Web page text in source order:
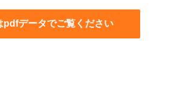
pdfデータでご覧ください